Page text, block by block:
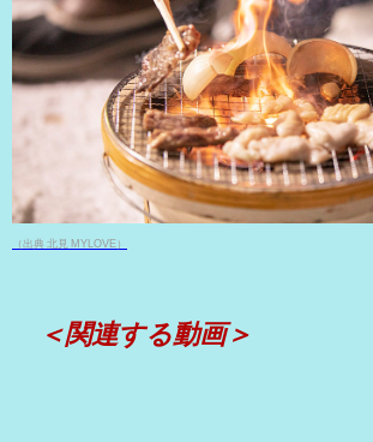
（出典 北見 MYLOVE）
＜関連する動画＞